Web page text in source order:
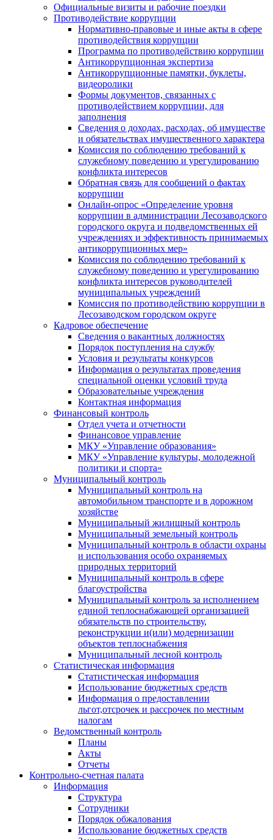
Официальные визиты и рабочие поездки
Противодействие коррупции
Нормативно-правовые и иные акты в сфере
противодействия коррупции
Программа по противодействию коррупции
Антикоррупционная экспертиза
Антикоррупционные памятки, буклеты,
видеоролики
Формы документов, связанных с
противодействием коррупции, для
заполнения
Сведения о доходах, расходах, об имуществе
и обязательствах имущественного характера
Комиссия по соблюдению требований к
служебному поведению и урегулированию
конфликта интересов
Обратная связь для сообщений о фактах
коррупции
Онлайн-опрос «Определение уровня
коррупции в администрации Лесозаводского
городского округа и подведомственных ей
учреждениях и эффективность принимаемых
антикоррупционных мер»
Комиссия по соблюдению требований к
служебному поведению и урегулированию
конфликта интересов руководителей
муниципальных учреждений
Комиссия по противодействию коррупции в
Лесозаводском городском округе
Кадровое обеспечение
Сведения о вакантных должностях
Порядок поступления на службу
Условия и результаты конкурсов
Информация о результатах проведения
специальной оценки условий труда
Образовательные учреждения
Контактная информация
Финансовый контроль
Отдел учета и отчетности
Финансовое управление
МКУ «Управление образования»
МКУ «Управление культуры, молодежной
политики и спорта»
Муниципальный контроль
Муниципальный контроль на
автомобильном транспорте и в дорожном
хозяйстве
Муниципальный жилищный контроль
Муниципальный земельный контроль
Муниципальный контроль в области охраны
и использования особо охраняемых
природных территорий
Муниципальный контроль в сфере
благоустройства
Муниципальный контроль за исполнением
единой теплоснабжающей организацией
обязательств по строительству,
реконструкции и(или) модернизации
объектов теплоснабжения
Муниципальный лесной контроль
Статистическая информация
Статистическая информация
Использование бюджетных средств
Информация о предоставлении
льгот,отсрочек и рассрочек по местным
налогам
Ведомственный контроль
Планы
Акты
Отчеты
Контрольно-счетная палата
Информация
Структура
Сотрудники
Порядок обжалования
Использование бюджетных средств